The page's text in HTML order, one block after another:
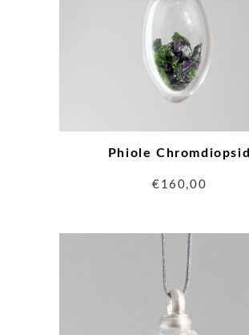
Phiole Chromdiopsid
€ 160,00